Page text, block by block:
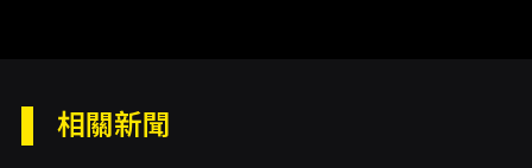
為共鳴基礎，帶給在地與外來觀眾不同於都市場
域的聆聽感受。 音樂編制上，樂團以多位樂手的
相關新聞